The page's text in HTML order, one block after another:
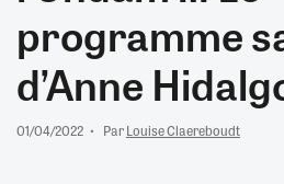
programme
d’Anne
01/04/2022 ParLouise Claereboudt